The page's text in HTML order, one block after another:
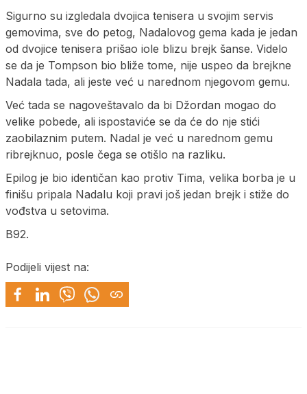
Sigurno su izgledala dvojica tenisera u svojim servis
gemovima, sve do petog, Nadalovog gema kada je jedan
od dvojice tenisera prišao iole blizu brejk šanse. Videlo
se da je Tompson bio bliže tome, nije uspeo da brejkne
Nadala tada, ali jeste već u narednom njegovom gemu.
Već tada se nagoveštavalo da bi Džordan mogao do
velike pobede, ali ispostaviće se da će do nje stići
zaobilaznim putem. Nadal je već u narednom gemu
ribrejknuo, posle čega se otišlo na razliku.
Epilog je bio identičan kao protiv Tima, velika borba je u
finišu pripala Nadalu koji pravi još jedan brejk i stiže do
vođstva u setovima.
B92.
Podijeli vijest na: